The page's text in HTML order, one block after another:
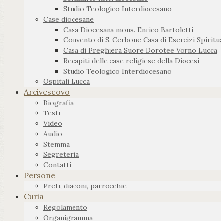
Studio Teologico Interdiocesano
Case diocesane
Casa Diocesana mons. Enrico Bartoletti
Convento di S. Cerbone Casa di Esercizi
Casa di Preghiera Suore Dorotee Vorno Lucca
Recapiti delle case religiose della Diocesi
Studio Teologico Interdiocesano
Ospitali Lucca
Arcivescovo
Biografia
Testi
Video
Audio
Stemma
Segreteria
Contatti
Persone
Preti, diaconi, parrocchie
Curia
Regolamento
Organigramma